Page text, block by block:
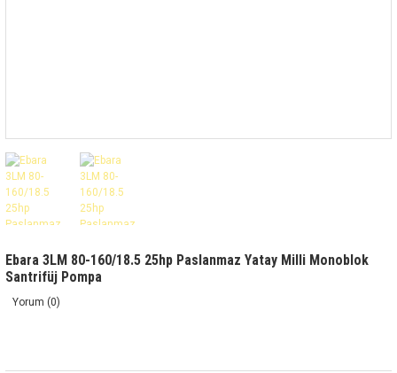
Ebara 3LM 80-160/18.5 25hp Paslanmaz Yatay Milli Monoblok
Santrifüj Pompa
Yorum (0)